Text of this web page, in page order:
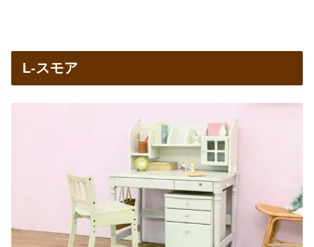
L-スモア